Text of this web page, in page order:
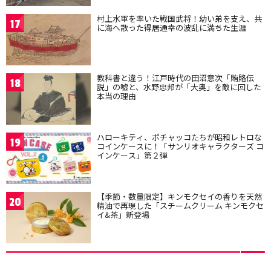
17 村上水軍を率いた戦国武将！幼い弟を支え、共
に海へ散った得居通幸の波乱に満ちた生涯
18 教科書と違う！江戸時代の田沼意次「賄賂伝
説」の嘘と、水野忠邦が「大奥」を敵に回した
本当の理由
19 ハローキティ、ポチャッコたちが昭和レトロな
コインケースに！「サンリオキャラクターズ コ
インケース」第２弾
20 【季節・数量限定】キンモクセイの香りを天然
精油で再現した「スチームクリーム キンモクセ
イ&茶」新登場